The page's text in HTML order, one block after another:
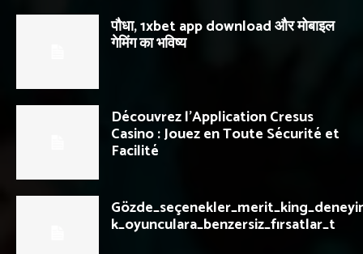
पौधा, 1xbet app download और मोबाइल
गेमिंग का भविष्य
Découvrez l’Application Cresus
Casino : Jouez en Toute Sécurité et
Facilité
k_oyunculara_benzersiz_fırsatlar_t